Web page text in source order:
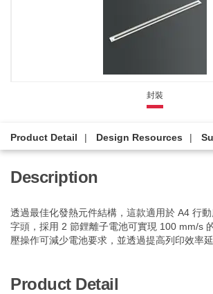
封裝
Product Detail Design Resources
Description
透過最佳化發熱元件結構，這款適用於 A4 行
字頭，採用 2 節鋰離子電池可實現 100 mm/s
壓操作可減少電池要求，並透過提高列印效率延
Product Detail